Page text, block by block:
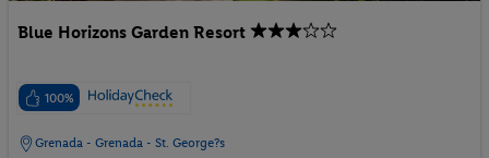
Blue Horizons Garden Resort
100%
Grenada - Grenada - St. George?s